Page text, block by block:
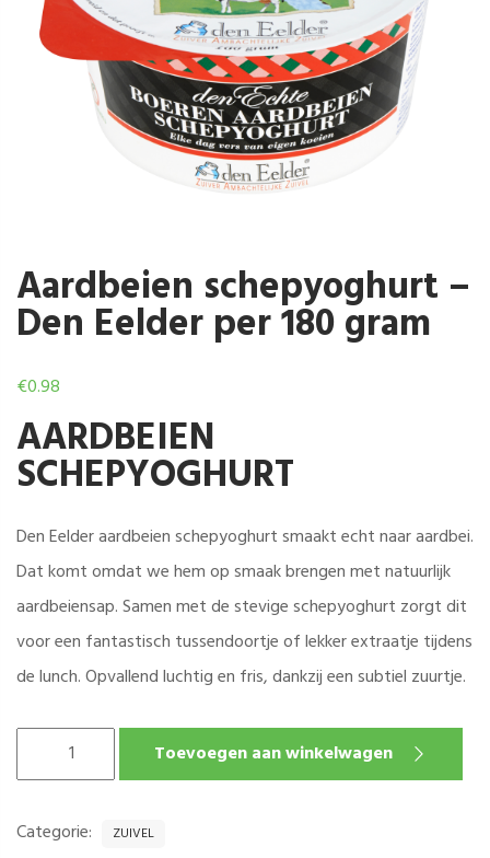
Aardbeien schepyoghurt –
Den Eelder per 180 gram
€0.98
AARDBEIEN
SCHEPYOGHURT
Den Eelder aardbeien schepyoghurt smaakt echt naar aardbei.
Dat komt omdat we hem op smaak brengen met natuurlijk
aardbeiensap. Samen met de stevige schepyoghurt zorgt dit
voor een fantastisch tussendoortje of lekker extraatje tijdens
de lunch. Opvallend luchtig en fris, dankzij een subtiel zuurtje.
EELDER
Toevoegen aan winkelwagen
Categorie: ZUIVEL